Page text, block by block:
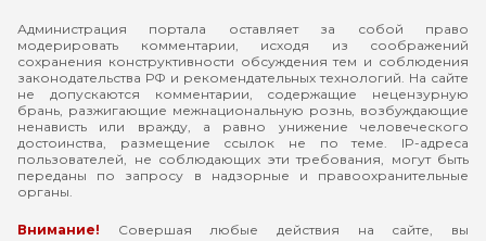
Администрация портала оставляет за собой право
модерировать комментарии, исходя из соображений
сохранения конструктивности обсуждения тем и соблюдения
законодательства РФ и рекомендательных технологий. На сайте
не допускаются комментарии, содержащие нецензурную
брань, разжигающие межнациональную рознь, возбуждающие
ненависть или вражду, а равно унижение человеческого
достоинства, размещение ссылок не по теме. IP-адреса
пользователей, не соблюдающих эти требования, могут быть
переданы по запросу в надзорные и правоохранительные
органы.
Внимание! Совершая любые действия на сайте, вы